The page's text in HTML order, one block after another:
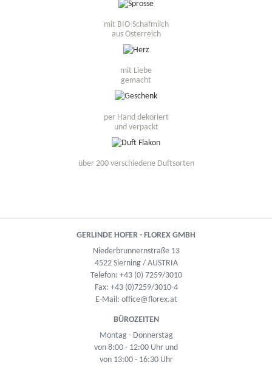
mit BIO-Schafmilch
aus Österreich
mit Liebe
gemacht
per Hand dekoriert
und verpackt
über 200 verschiedene Duftsorten
GERLINDE HOFER - FLOREX GMBH
Niederbrunnernstraße 13
4522 Sierning / AUSTRIA
Telefon: +43 (0) 7259/3010
Fax: +43 (0)7259/3010-4
E-Mail: office@florex.at
BÜROZEITEN
Montag - Donnerstag
von 8:00 - 12:00 Uhr und
von 13:00 - 16:30 Uhr